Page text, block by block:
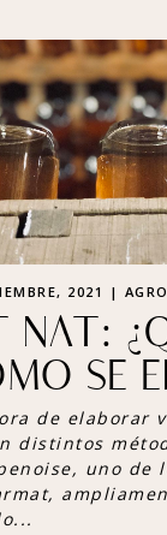
2021 |
NAT:
SE
de elaborar
distintos
uno de